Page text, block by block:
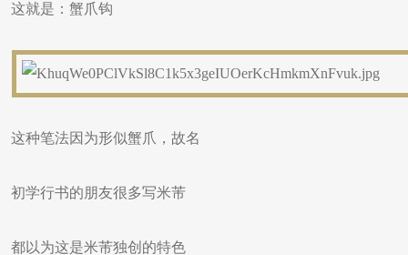
这就是：蟹爪钩
这种笔法因为形似蟹爪，故名
初学行书的朋友很多写米芾
都以为这是米芾独创的特色